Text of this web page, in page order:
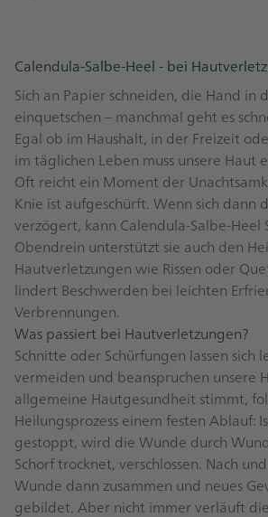
Calendula-Salbe-Heel - bei
Sich an Papier schneiden, die Hand in
einquetschen – manchmal geht es
Egal ob im Haushalt, in der Freizeit
im täglichen Leben muss unsere Haut
Oft reicht ein Moment der
Knie ist aufgeschürft. Wenn sich dann
verzögert, kann Calendula-Salbe-Heel
Obendrein unterstützt sie auch den
Hautverletzungen wie Rissen oder
lindert Beschwerden bei leichten
Verbrennungen.
Was passiert bei Hautverletzungen?
Schnitte oder Schürfungen lassen sich
vermeiden und beanspruchen unsere
allgemeine Hautgesundheit stimmt,
Heilungsprozess einem festen Ablauf:
gestoppt, wird die Wunde durch
Schorf trocknet, verschlossen. Nach
Wunde dann zusammen und neues
gebildet. Aber nicht immer verläuft